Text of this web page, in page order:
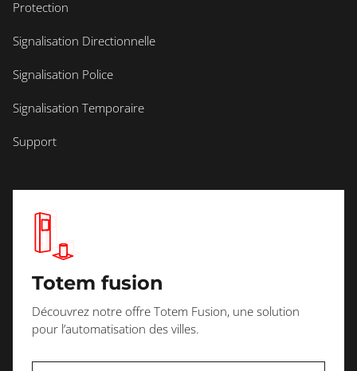
Protection
Signalisation Directionnelle
Signalisation Police
Signalisation Temporaire
Support
Totem fusion
Découvrez notre offre Totem Fusion, une solution
pour l’automatisation des villes.